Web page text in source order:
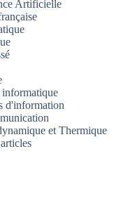
Artificielle
informatique
d'information
et Thermique